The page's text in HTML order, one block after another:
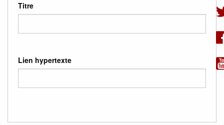
Titre
Lien hypertexte